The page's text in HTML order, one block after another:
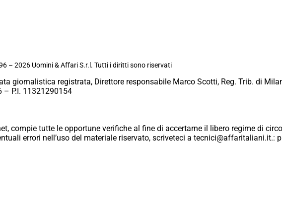
– 2026 Uomini & Affari S.r.l. Tutti i diritti sono riservati
giornalistica registrata, Direttore responsabile Marco Scotti, Reg. Trib. di
– P.I. 11321290154
compie tutte le opportune verifiche al fine di accertarne il libero regime di
errori nell’uso del materiale riservato, scriveteci a tecnici@affaritaliani.it.: